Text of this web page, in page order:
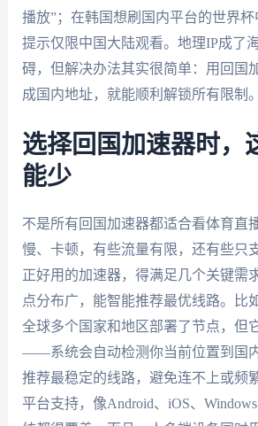
播放”；在韩国想刷国内平台的世界
提示仅限中国大陆观看。地理IP成了
碍，但解决办法其实很简单：用回国
成国内地址，就能顺利解锁所有限制。
选择回国加速器时，
能少
不是所有回国加速器都适合看体育
慢、卡顿，有些流量有限，还有些只
正好用的加速器，得满足几个关键需
点分布广，能智能推荐最优线路。比
全球多个国家和地区部署了节点，但
——系统会自动检测你当前位置到国内
推荐最稳定的线路，避免连不上或频
平台支持，像Android、iOS、